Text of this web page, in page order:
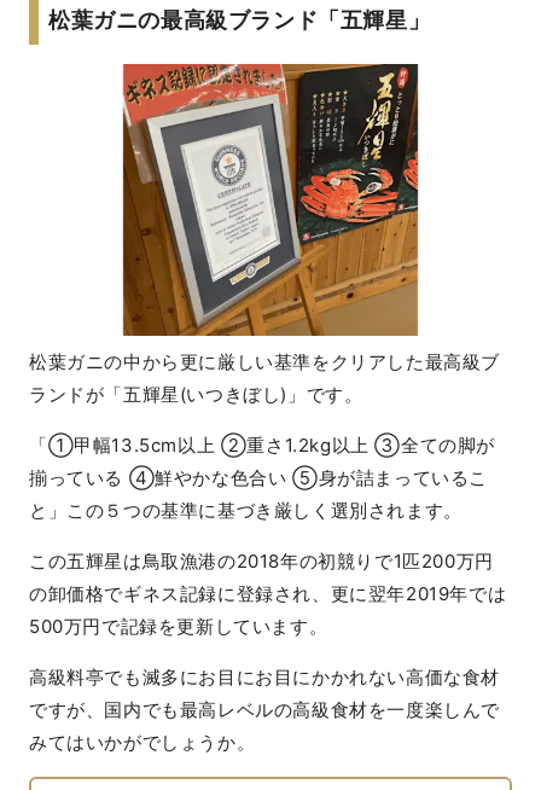
松葉ガニの最高級ブランド「五輝星」
松葉ガニの中から更に厳しい基準をクリアした最高級ブ
ランドが「五輝星(いつきぼし)」です。
「①甲幅13.5cm以上 ②重さ1.2kg以上 ③全ての脚が
揃っている ④鮮やかな色合い ⑤身が詰まっているこ
と」この５つの基準に基づき厳しく選別されます。
この五輝星は鳥取漁港の2018年の初競りで1匹200万円
の卸価格でギネス記録に登録され、更に翌年2019年では
500万円で記録を更新しています。
高級料亭でも滅多にお目にお目にかかれない高価な食材
ですが、国内でも最高レベルの高級食材を一度楽しんで
みてはいかがでしょうか。